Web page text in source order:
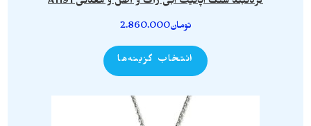
تومان2.860.000
انتخاب گزینه‌ها